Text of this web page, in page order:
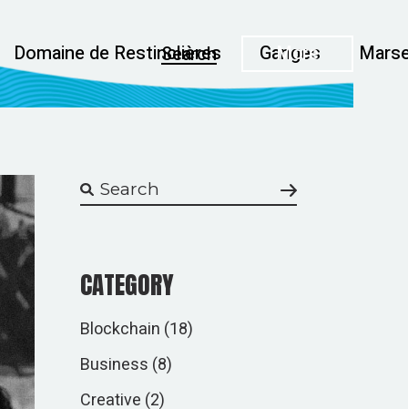
Domaine de Restinclières Ganges
Search More
CATEGORY
Blockchain (18)
Business (8)
Creative (2)